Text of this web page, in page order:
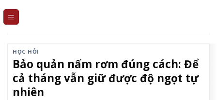
HỌC HỎI
Bảo quản nấm rơm đúng cách: Để
cả tháng vẫn giữ được độ ngọt tự
nhiên